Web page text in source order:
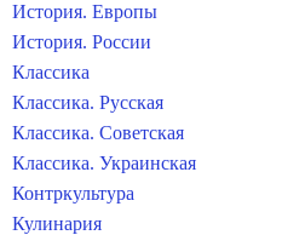
История. Европы
История. России
Классика
Классика. Русская
Классика. Советская
Классика. Украинская
Контркультура
Кулинария